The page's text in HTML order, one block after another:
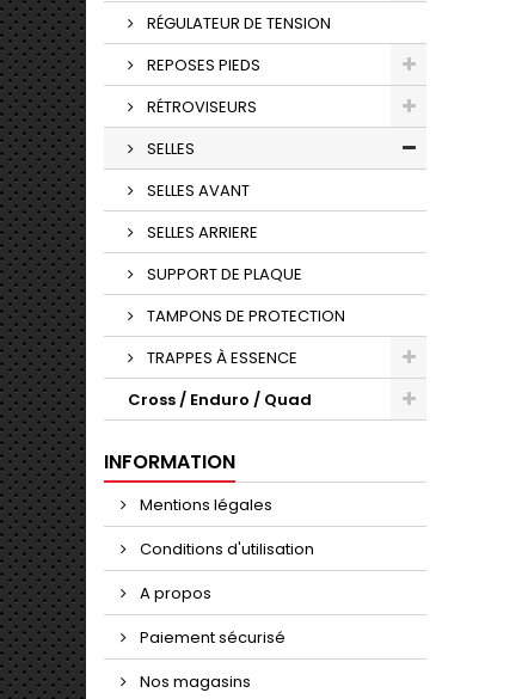
RÉGULATEUR DE TENSION
REPOSES PIEDS
RÉTROVISEURS
SELLES
SELLES AVANT
SELLES ARRIERE
SUPPORT DE PLAQUE
TAMPONS DE PROTECTION
TRAPPES À ESSENCE
Cross / Enduro / Quad
INFORMATION
Mentions légales
Conditions d'utilisation
A propos
Paiement sécurisé
Nos magasins